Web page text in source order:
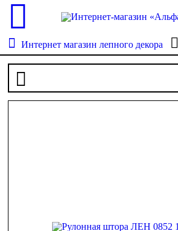
Интернет магазин лепного декора